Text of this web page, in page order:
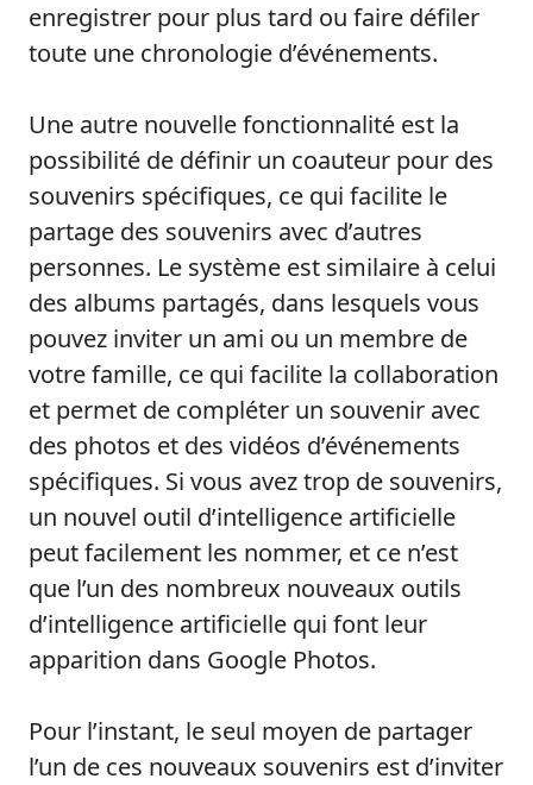
enregistrer pour plus tard ou faire défiler
toute une chronologie d’événements.
Une autre nouvelle fonctionnalité est la
possibilité de définir un coauteur pour des
souvenirs spécifiques, ce qui facilite le
partage des souvenirs avec d’autres
personnes. Le système est similaire à celui
des albums partagés, dans lesquels vous
pouvez inviter un ami ou un membre de
votre famille, ce qui facilite la collaboration
et permet de compléter un souvenir avec
des photos et des vidéos d’événements
spécifiques. Si vous avez trop de souvenirs,
un nouvel outil d’intelligence artificielle
peut facilement les nommer, et ce n’est
que l’un des nombreux nouveaux outils
d’intelligence artificielle qui font leur
apparition dans Google Photos.
Pour l’instant, le seul moyen de partager
l’un de ces nouveaux souvenirs est d’inviter